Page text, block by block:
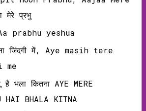
मेरे प्रभु
prabhu yeshua
जिंदगी में, Aye masih tere
भला कितना AYE MERE
HAI BHALA KITNA